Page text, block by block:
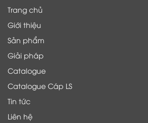
Trang chủ
Giới thiệu
Sản phẩm
Giải pháp
Catalogue
Catalogue Cáp LS
Tin tức
Liên hệ